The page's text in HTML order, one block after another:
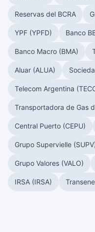
Reservas del BCRA
YPF (YPFD) Banco
Banco Macro (BMA)
Aluar (ALUA)
Telecom Argentina
Transportadora de Gas
Central Puerto (CEPU)
Grupo Supervielle
Grupo Valores (VALO)
IRSA (IRSA)